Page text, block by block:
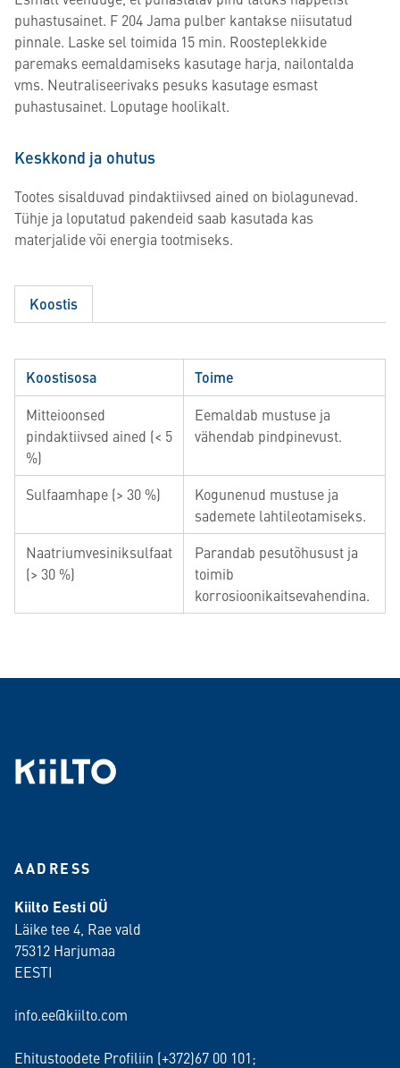
puhastusainet. F 204 Jama pulber kantakse niisutatud
pinnale. Laske sel toimida 15 min. Roosteplekkide
paremaks eemaldamiseks kasutage harja, nailontalda
vms. Neutraliseerivaks pesuks kasutage esmast
puhastusainet. Loputage hoolikalt.
Keskkond ja ohutus
Tootes sisalduvad pindaktiivsed ained on biolagunevad.
Tühje ja loputatud pakendeid saab kasutada kas
materjalide või energia tootmiseks.
Koostis
Koostisosa Toime
Mitteioonsed
pindaktiivsed ained (< 5
%)
Eemaldab mustuse ja
vähendab pindpinevust.
Sulfaamhape (> 30 %)
Kogunenud mustuse ja
sademete lahtileotamiseks.
Naatriumvesiniksulfaat
(> 30 %)
Parandab pesutõhusust ja
toimib
korrosioonikaitsevahendina.
AADRESS
Kiilto Eesti OÜ
Läike tee 4, Rae vald
75312 Harjumaa
EESTI
info.ee@kiilto.com
Ehitustoodete Profiliin (+372)67 00 101;